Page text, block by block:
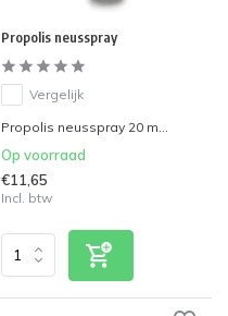
Propolis neusspray
Vergelijk
Propolis neusspray 20 m...
Op voorraad
€11,65
Incl. btw